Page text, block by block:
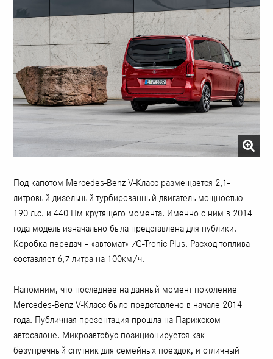
Под капотом Mercedes-Benz V-Класс размещается 2,1-
литровый дизельный турбированный двигатель мощностью
190 л.с. и 440 Нм крутящего момента. Именно с ним в 2014
года модель изначально была представлена для публики.
Коробка передач – «автомат» 7G-Tronic Plus. Расход топлива
составляет 6,7 литра на 100км/ч.
Напомним, что последнее на данный момент поколение
Mercedes-Benz V-Класс было представлено в начале 2014
года. Публичная презентация прошла на Парижском
автосалоне. Микроавтобус позиционируется как
безупречный спутник для семейных поездок, и отличный